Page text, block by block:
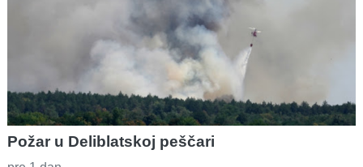
Požar u Deliblatskoj peščari